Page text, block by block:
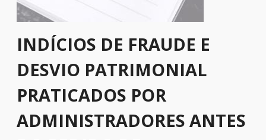
INDÍCIOS DE FRAUDE E
DESVIO PATRIMONIAL
PRATICADOS POR
ADMINISTRADORES ANTES